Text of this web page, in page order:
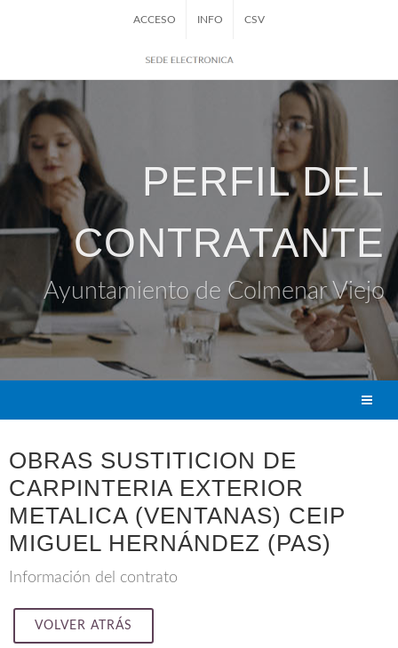
ACCESO INFO CSV
PERFIL DEL
CONTRATANTE
Ayuntamiento de Colmenar Viejo
OBRAS SUSTITICION DE
CARPINTERIA EXTERIOR
METALICA (VENTANAS) CEIP
MIGUEL HERNÁNDEZ (PAS)
Información del contrato
VOLVER ATRÁS